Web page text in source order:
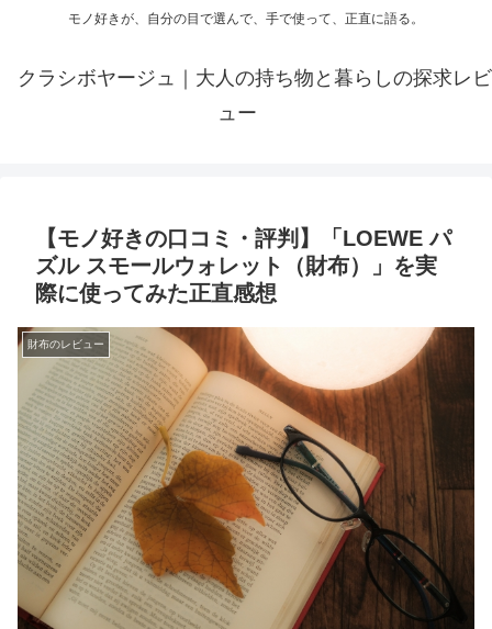
モノ好きが、自分の目で選んで、手で使って、正直に語る。
クラシボヤージュ｜大人の持ち物と暮らしの探求レビ
ュー
【モノ好きの口コミ・評判】「LOEWE パ
ズル スモールウォレット（財布）」を実
際に使ってみた正直感想
財布のレビュー